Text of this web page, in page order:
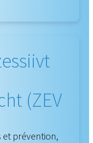
(ZEV
prévention,